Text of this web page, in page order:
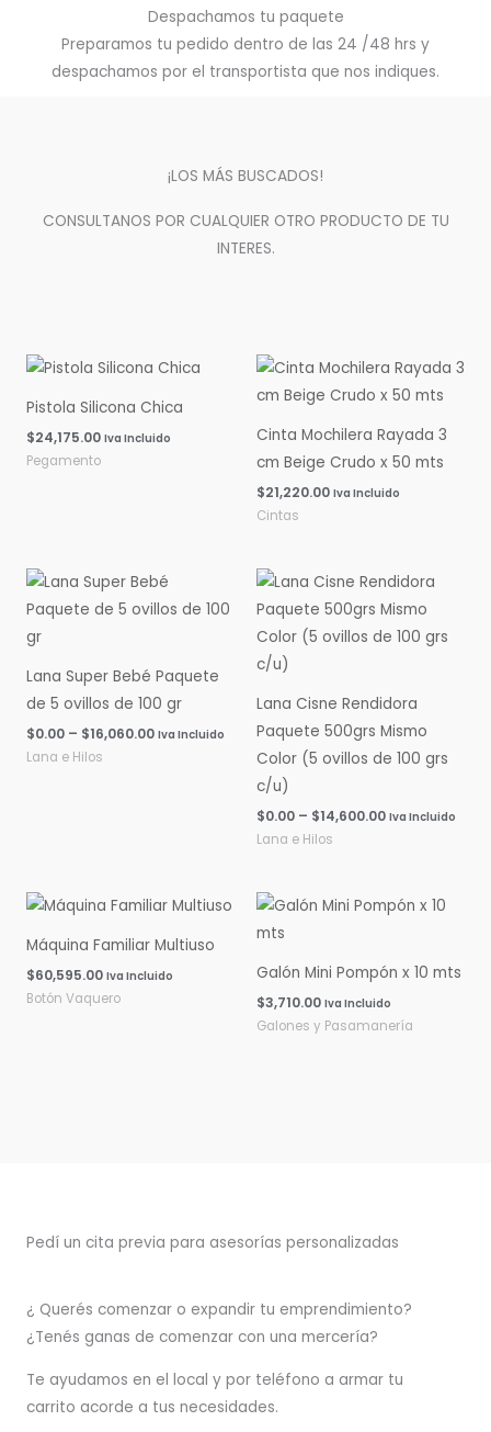
Despachamos tu paquete
Preparamos tu pedido dentro de las 24 /48 hrs y
despachamos por el transportista que nos indiques.
¡LOS MÁS BUSCADOS!
CONSULTANOS POR CUALQUIER OTRO PRODUCTO DE TU
INTERES.
Pistola Silicona Chica
$24,175.00 Iva Incluido
Pegamento
Cinta Mochilera Rayada 3
cm Beige Crudo x 50 mts
$21,220.00 Iva Incluido
Cintas
Lana Super Bebé Paquete
de 5 ovillos de 100 gr
$0.00 – $16,060.00
Rango
de
precios:
$16,060.00
Iva Incluido
Lana e Hilos
Lana Cisne Rendidora
Paquete 500grs Mismo
Color (5 ovillos de 100 grs
c/u)
$0.00 – $14,600.00
Rango
de
precios:
desde
$0.00
Iva Incluido
Lana e Hilos
Máquina Familiar Multiuso
$60,595.00 Iva Incluido
Botón Vaquero
Galón Mini Pompón x 10 mts
$3,710.00 Iva Incluido
Galones y Pasamanería
Pedí un cita previa para asesorías personalizadas
¿ Querés comenzar o expandir tu emprendimiento?
¿Tenés ganas de comenzar con una mercería?
Te ayudamos en el local y por teléfono a armar tu
carrito acorde a tus necesidades.